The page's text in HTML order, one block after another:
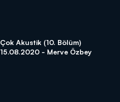
Çok Akustik (10. Bölüm)
15.08.2020 - Merve Özbey